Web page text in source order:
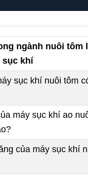
ngành nuôi tôm
sục khí
sục khí nuôi tôm
máy sục khí ao
của máy sục khí